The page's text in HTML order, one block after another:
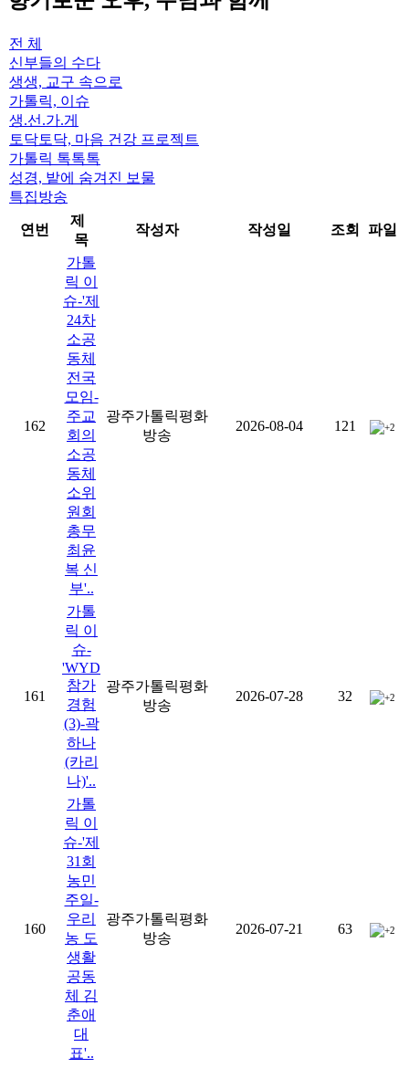
전 체
신부들의 수다
생생, 교구 속으로
가톨릭, 이슈
생.선.가.게
토닥토닥, 마음 건강 프로젝트
가톨릭 톡톡톡
성경, 밭에 숨겨진 보물
특집방송
연번
제
목
작성자 작성일 조회 파일
162
가톨
릭 이
슈-'제
24차
소공
동체
전국
모임-
주교
회의
소공
동체
소위
원회
총무
최윤
복 신
부'..
광주가톨릭평화
방송
2026-08-04 121 +2
161
가톨
릭 이
슈-
'WYD
참가
경험
(3)-곽
하나
(카리
나)'..
광주가톨릭평화
방송
2026-07-28 32 +2
160
가톨
릭 이
슈-'제
31회
농민
주일-
우리
농 도
생활
공동
체 김
춘애
대
표'..
광주가톨릭평화
방송
2026-07-21 63 +2